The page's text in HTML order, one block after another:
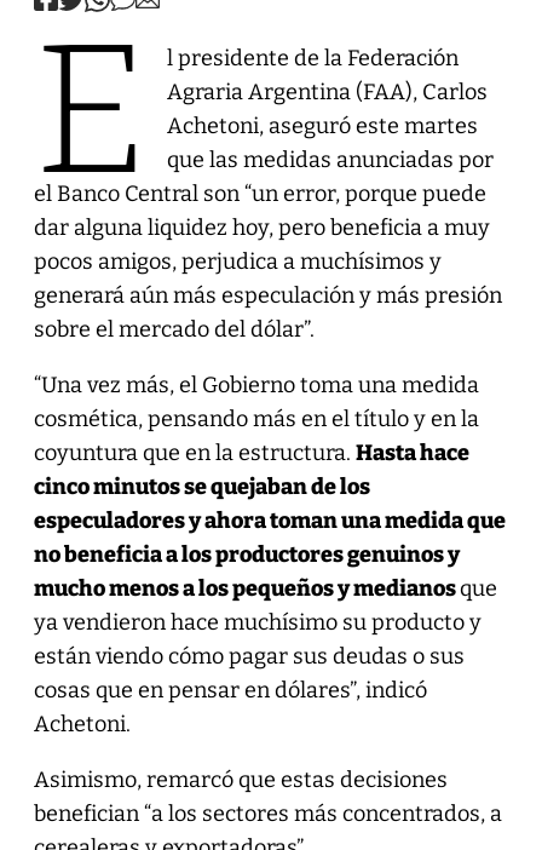
E
l presidente de la Federación
Agraria Argentina (FAA), Carlos
Achetoni, aseguró este martes
que las medidas anunciadas por
el Banco Central son “un error, porque puede
dar alguna liquidez hoy, pero beneficia a muy
pocos amigos, perjudica a muchísimos y
generará aún más especulación y más presión
sobre el mercado del dólar”.
“Una vez más, el Gobierno toma una medida
cosmética, pensando más en el título y en la
coyuntura que en la estructura. Hasta hace
cinco minutos se quejaban de los
especuladores y ahora toman una medida que
no beneficia a los productores genuinos y
mucho menos a los pequeños y medianosque
ya vendieron hace muchísimo su producto y
están viendo cómo pagar sus deudas o sus
cosas que en pensar en dólares”, indicó
Achetoni.
Asimismo, remarcó que estas decisiones
benefician “a los sectores más concentrados, a